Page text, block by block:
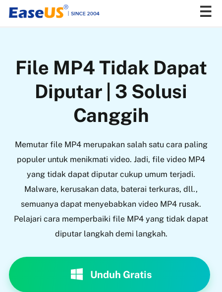
EaseUS
File MP4 Tidak Dapat
Diputar | 3 Solusi
Canggih
Memutar file MP4 merupakan salah satu cara paling
populer untuk menikmati video. Jadi, file video MP4
yang tidak dapat diputar cukup umum terjadi.
Malware, kerusakan data, baterai terkuras, dll.,
semuanya dapat menyebabkan video MP4 rusak.
Pelajari cara memperbaiki file MP4 yang tidak dapat
diputar langkah demi langkah.
Unduh Gratis